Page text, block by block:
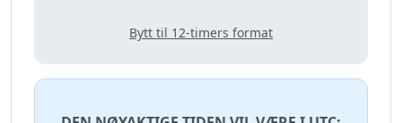
Bytt til 12-timers format